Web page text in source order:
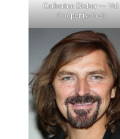
Catherine Disher — Val
Cooper (voice)